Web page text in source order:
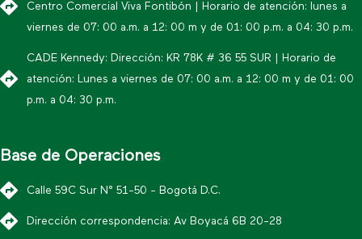
Centro Comercial Viva Fontibón | Horario de atención: lunes a
viernes de 07: 00 a.m. a 12: 00 m y de 01: 00 p.m. a 04: 30 p.m.
CADE Kennedy: Dirección: KR 78K # 36 55 SUR | Horario de
atención: Lunes a viernes de 07: 00 a.m. a 12: 00 m y de 01: 00
p.m. a 04: 30 p.m.
Base de Operaciones
Calle 59C Sur N° 51-50 - Bogotá D.C.
Dirección correspondencia: Av Boyacá 6B 20-28